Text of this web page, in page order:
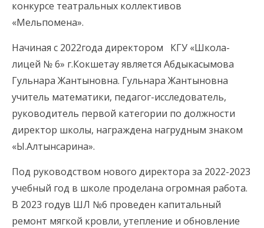
конкурсе театральных коллективов
«Мельпомена».
Начиная с 2022года директором КГУ «Школа-
лицей № 6» г.Кокшетау является Абдыкасымова
Гульнара Жантыновна. Гульнара Жантыновна
учитель математики, педагог-исследователь,
руководитель первой категории по должности
директор школы, награждена нагрудным знаком
«Ы.Алтынсарина».
Под руководством нового директора за 2022-2023
учебный год в школе проделана огромная работа.
В 2023 годув ШЛ №6 проведен капитальный
ремонт мягкой кровли, утепление и обновление